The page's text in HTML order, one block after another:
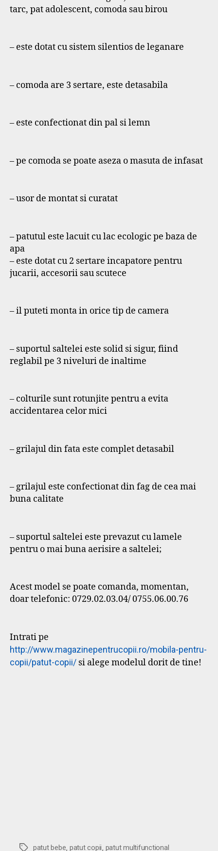
tarc, pat adolescent, comoda sau birou
– este dotat cu sistem silentios de leganare
– comoda are 3 sertare, este detasabila
– este confectionat din pal si lemn
– pe comoda se poate aseza o masuta de infasat
– usor de montat si curatat
– patutul este lacuit cu lac ecologic pe baza de
apa
– este dotat cu 2 sertare incapatore pentru
jucarii, accesorii sau scutece
– il puteti monta in orice tip de camera
– suportul saltelei este solid si sigur, fiind
reglabil pe 3 niveluri de inaltime
– colturile sunt rotunjite pentru a evita
accidentarea celor mici
– grilajul din fata este complet detasabil
– grilajul este confectionat din fag de cea mai
buna calitate
– suportul saltelei este prevazut cu lamele
pentru o mai buna aerisire a saltelei;
Acest model se poate comanda, momentan,
doar telefonic: 0729.02.03.04/ 0755.06.00.76
Intrati pe
http://www.magazinepentrucopii.ro/mobila-pentru-
copii/patut-copii/ si alege modelul dorit de tine!
Etichetepatut bebe patut copii patut multifunctional